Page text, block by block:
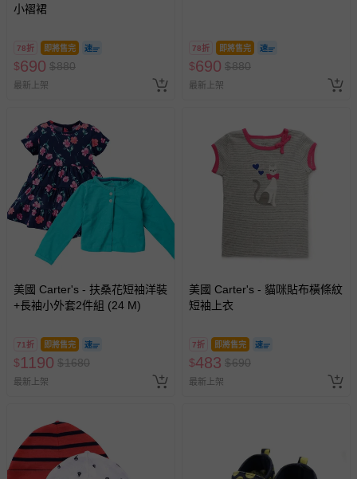
小褶裙
78折 即將售完
$690 $880
最新上架
78折 即將售完
$690 $880
最新上架
美國 Carter's - 扶桑花短袖洋裝
+長袖小外套2件組 (24 M)
71折 即將售完
$1190 $1680
最新上架
美國 Carter's - 貓咪貼布橫條紋
短袖上衣
7折 即將售完
$483 $690
最新上架